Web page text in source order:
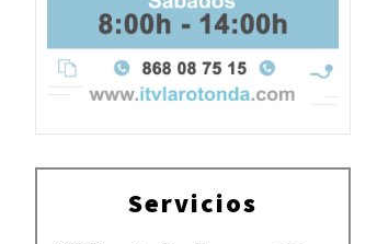
Servicios